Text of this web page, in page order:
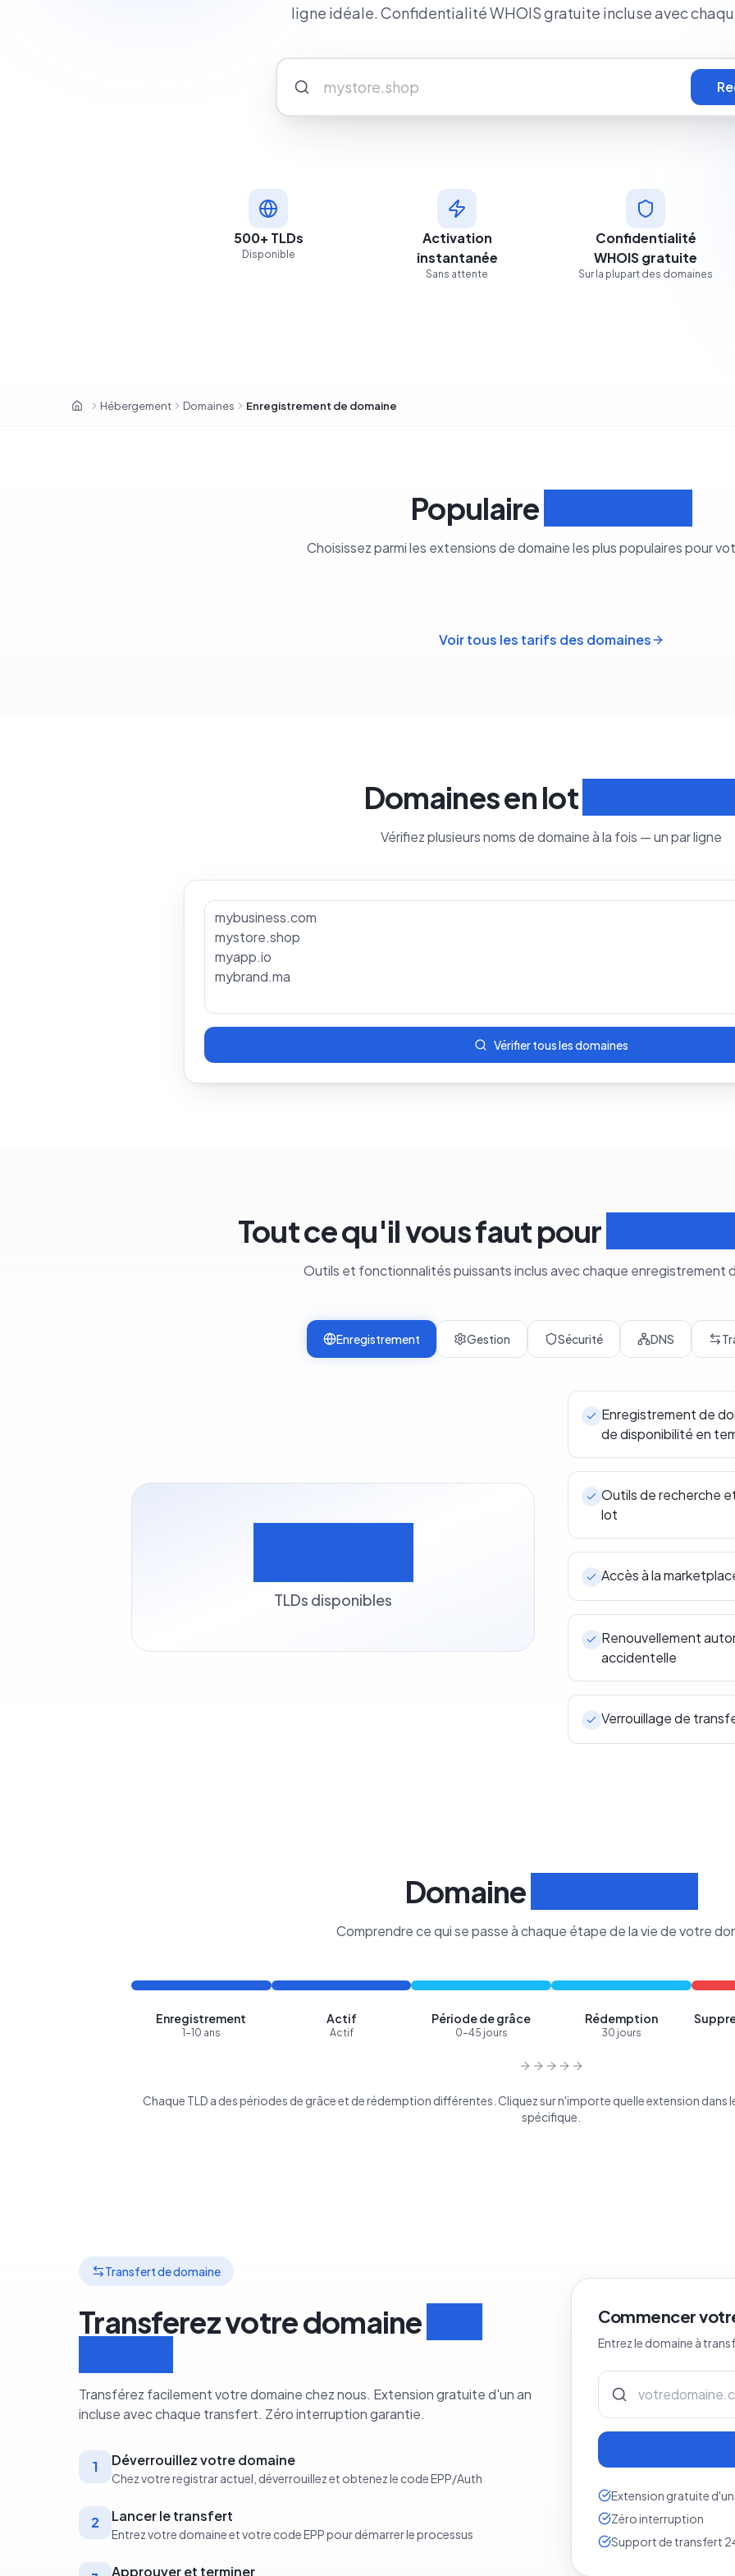
ligne idéale. Confidentialité WHOIS gratuite incluse avec
500+ TLDs
Disponible
Activation
instantanée
Sans attente
Confidentialité
WHOIS gratuite
Sur la plupart des domaines
OxaHost Sénégal
Hébergement Domaines Enregistrement de domaine
Populaire
Choisissez parmi les extensions de domaine les plus populaires pour
Voir tous les tarifs des domaines
Domaines en lot
Vérifiez plusieurs noms de domaine à la fois — un par ligne
Vérifier tous les domaines
Tout ce qu'il vous faut pour
Outils et fonctionnalités puissants inclus avec chaque enregistrement
Enregistrement Gestion Sécurité DNS
TLDs disponibles
Enregistrement de
de disponibilité en
Outils de recherche
lot
Accès à la
Renouvellement
accidentelle
Verrouillage de
Domaine
Comprendre ce qui se passe à chaque étape de la vie de votre
Enregistrement
1-10 ans
Actif
Actif
Période de grâce
0-45 jours
Rédemption
30 jours
Chaque TLD a des périodes de grâce et de rédemption différentes. Cliquez sur n'importe quelle extension dans
spécifique.
Transfert de domaine
Transferez votre domaine
Transférez facilement votre domaine chez nous. Extension gratuite d'un an
incluse avec chaque transfert. Zéro interruption garantie.
1 Déverrouillez votre domaine
Chez votre registrar actuel, déverrouillez et obtenez le code EPP/Auth
2 Lancer le transfert
Entrez votre domaine et votre code EPP pour démarrer le processus
Approuver et terminer
Commencer
Entrez le domaine à
Extension gratuite d'un
Zéro interruption
Support de transfert